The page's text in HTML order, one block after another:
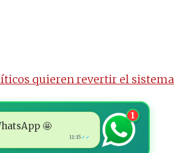
quieren revertir el sistema
🤩
11:15 ✓✓
1